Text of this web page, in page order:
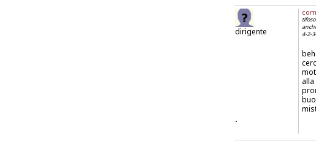
dirigente
tifoso
4-2-
.